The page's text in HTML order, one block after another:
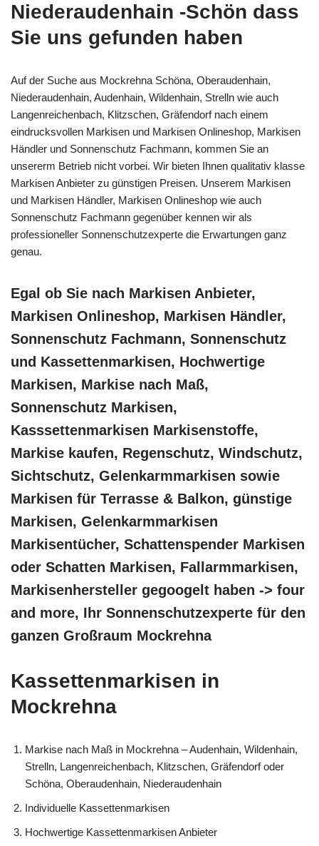
Niederaudenhain -Schön dass
Sie uns gefunden haben
Auf der Suche aus Mockrehna Schöna, Oberaudenhain,
Niederaudenhain, Audenhain, Wildenhain, Strelln wie auch
Langenreichenbach, Klitzschen, Gräfendorf nach einem
eindrucksvollen Markisen und Markisen Onlineshop, Markisen
Händler und Sonnenschutz Fachmann, kommen Sie an
unsererm Betrieb nicht vorbei. Wir bieten Ihnen qualitativ klasse
Markisen Anbieter zu günstigen Preisen. Unserem Markisen
und Markisen Händler, Markisen Onlineshop wie auch
Sonnenschutz Fachmann gegenüber kennen wir als
professioneller Sonnenschutzexperte die Erwartungen ganz
genau.
Egal ob Sie nach Markisen Anbieter,
Markisen Onlineshop, Markisen Händler,
Sonnenschutz Fachmann, Sonnenschutz
und Kassettenmarkisen, Hochwertige
Markisen, Markise nach Maß,
Sonnenschutz Markisen,
Kasssettenmarkisen Markisenstoffe,
Markise kaufen, Regenschutz, Windschutz,
Sichtschutz, Gelenkarmmarkisen sowie
Markisen für Terrasse & Balkon, günstige
Markisen, Gelenkarmmarkisen
Markisentücher, Schattenspender Markisen
oder Schatten Markisen, Fallarmmarkisen,
Markisenhersteller gegoogelt haben -> four
and more, Ihr Sonnenschutzexperte für den
ganzen Großraum Mockrehna
Kassettenmarkisen in
Mockrehna
Markise nach Maß in Mockrehna – Audenhain, Wildenhain,
Strelln, Langenreichenbach, Klitzschen, Gräfendorf oder
Schöna, Oberaudenhain, Niederaudenhain
Individuelle Kassettenmarkisen
Hochwertige Kassettenmarkisen Anbieter